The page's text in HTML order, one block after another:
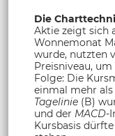
Die
Aktie zeigt sich
Wonnemonat
wurde, nutzten
Preisniveau,
Folge: Die
einmal mehr
Tagelinie (B)
und der MACD-
Kursbasis